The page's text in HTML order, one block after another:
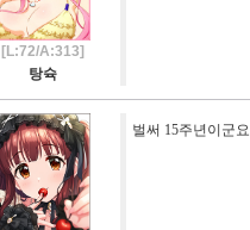
[L:72/A:313]
탕슉
벌써 15주년이군요